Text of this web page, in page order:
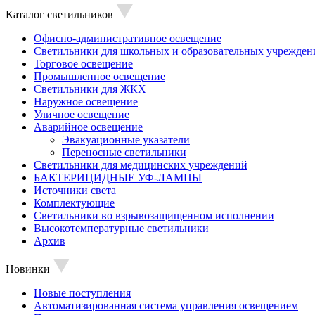
Каталог светильников
Офисно-административное освещение
Светильники для школьных и образовательных
Торговое освещение
Промышленное освещение
Светильники для ЖКХ
Наружное освещение
Уличное освещение
Аварийное освещение
Эвакуационные указатели
Переносные светильники
Светильники для медицинских учреждений
БАКТЕРИЦИДНЫЕ УФ-ЛАМПЫ
Источники света
Комплектующие
Светильники во взрывозащищенном исполнении
Высокотемпературные светильники
Архив
Новинки
Новые поступления
Автоматизированная система управления освещением